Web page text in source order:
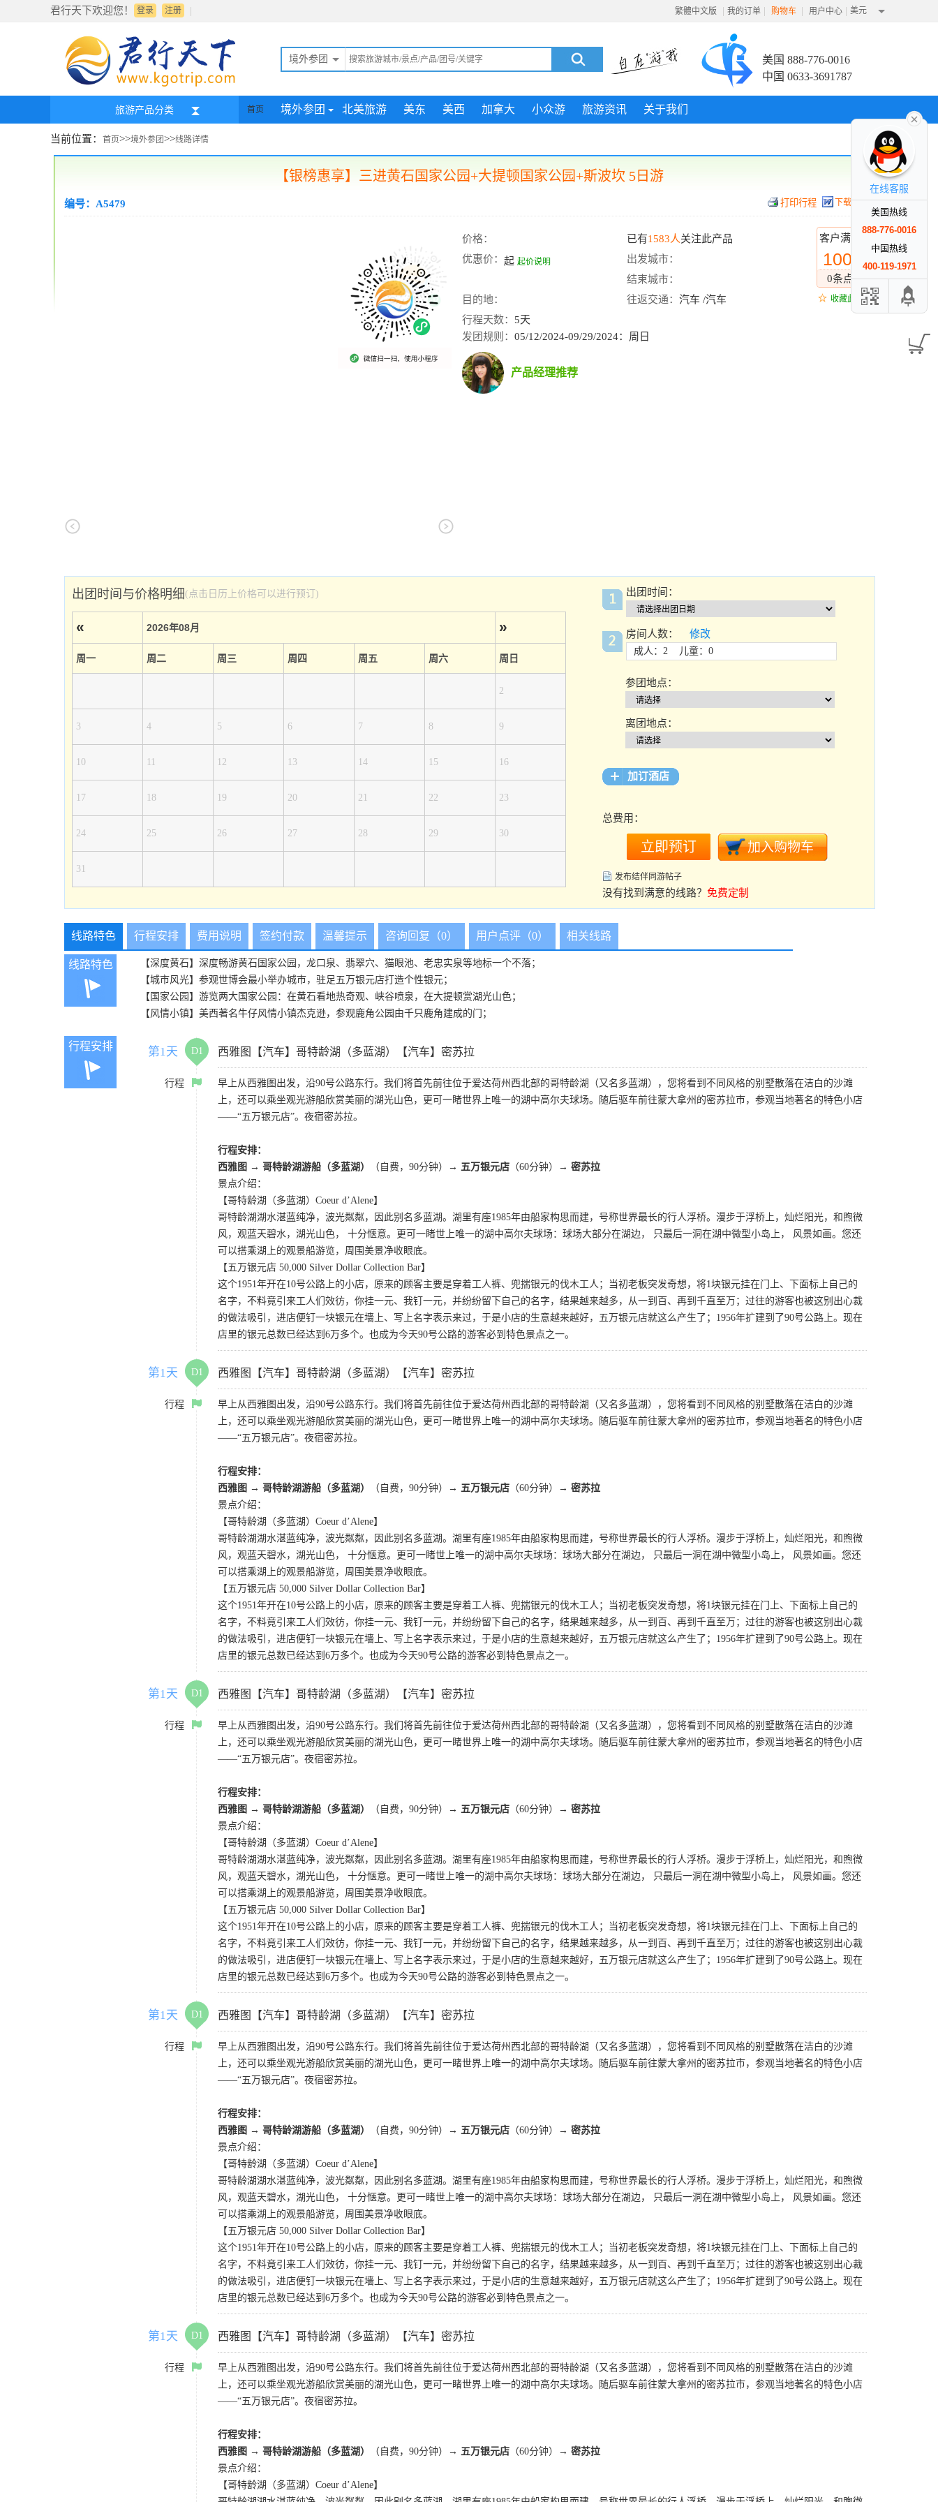
君行天下欢迎您！ 登录 |
注册 繁體中文版 | 我的订单 | 购物车 | 用户中心 | 美元
境外参团
美国 888-776-0016
中国 0633-3691787
旅游产品分类 首页 境外参团 北美旅游 美东 美西 加拿大 小众游 旅游资讯 关于我们
当前位置： 首页>>境外参团>>线路详情
【银榜惠享】三进黄石国家公园+大提顿国家公园+斯波坎 5日游
编号：A5479 下载行程
客户满意度
100%
0条点评
收藏此线路
价格： 已有1583人关注此产品
优惠价： 起 起价说明
出发城市：
结束城市：
目的地：
往返交通： 汽车 /汽车
行程天数： 5天
发团规则： 05/12/2024-09/29/2024：周日
产品经理推荐
出团时间与价格明细(点击日历上价格可以进行预订)
« 2026年08月 »
周一 周二 周三 周四 周五 周六 周日
2
3 4 5 6 7 8 9
10 11 12 13 14 15 16
17 18 19 20 21 22 23
24 25 26 27 28 29 30
31
出团时间：
房间人数： 修改
成人：2 儿童：0
参团地点：
离团地点：
加订酒店
总费用：
发布结伴同游帖子
没有找到满意的线路？ 免费定制
线路特色 行程安排 费用说明 签约付款 温馨提示 咨询回复（0） 用户点评（0） 相关线路
线路特色
【深度黄石】深度畅游黄石国家公园，龙口泉、翡翠穴、猫眼池、老忠实泉等地标一个不落；
【城市风光】参观世博会最小举办城市，驻足五万银元店打造个性银元；
【国家公园】游览两大国家公园：在黄石看地热奇观、峡谷喷泉，在大提顿赏湖光山色；
【风情小镇】美西著名牛仔风情小镇杰克逊，参观鹿角公园由千只鹿角建成的门；
行程安排 第1天 D1 西雅图【汽车】哥特龄湖（多蓝湖）【汽车】密苏拉
行程
早上从西雅图出发，沿90号公路东行。我们将首先前往位于爱达荷州西北部的哥特龄湖（又名多蓝湖），您将看到不同风格的别墅散落在洁白的沙滩
上，还可以乘坐观光游船欣赏美丽的湖光山色，更可一睹世界上唯一的湖中高尔夫球场。随后驱车前往蒙大拿州的密苏拉市，参观当地著名的特色小店
——“五万银元店”。夜宿密苏拉。
行程安排：
西雅图 → 哥特龄湖游船（多蓝湖）
（自费，90分钟） → 五万银元店 （60分钟）→ 密苏拉
景点介绍：
【哥特龄湖（多蓝湖）Coeur d’Alene】
哥特龄湖湖水湛蓝纯净，波光粼粼，因此别名多蓝湖。湖里有座1985年由船家构思而建，号称世界最长的行人浮桥。漫步于浮桥上，灿烂阳光，和煦微
风，观蓝天碧水，湖光山色， 十分惬意。更可一睹世上唯一的湖中高尔夫球场：球场大部分在湖边， 只最后一洞在湖中微型小岛上， 风景如画。您还
可以搭乘湖上的观景船游览，周围美景净收眼底。
【五万银元店 50,000 Silver Dollar Collection Bar】
这个1951年开在10号公路上的小店，原来的顾客主要是穿着工人裤、兜揣银元的伐木工人；当初老板突发奇想，将1块银元挂在门上、下面标上自己的
名字，不料竟引来工人们效彷，你挂一元、我钉一元，并纷纷留下自己的名字，结果越来越多，从一到百、再到千直至万；过往的游客也被这别出心裁
的做法吸引，进店便钉一块银元在墻上、写上名字表示来过，于是小店的生意越来越好，五万银元店就这么产生了；1956年扩建到了90号公路上。现在
店里的银元总数已经达到6万多个。也成为今天90号公路的游客必到特色景点之一。
第1天 D1 西雅图【汽车】哥特龄湖（多蓝湖）【汽车】密苏拉
行程
早上从西雅图出发，沿90号公路东行。我们将首先前往位于爱达荷州西北部的哥特龄湖（又名多蓝湖），您将看到不同风格的别墅散落在洁白的沙滩
上，还可以乘坐观光游船欣赏美丽的湖光山色，更可一睹世界上唯一的湖中高尔夫球场。随后驱车前往蒙大拿州的密苏拉市，参观当地著名的特色小店
——“五万银元店”。夜宿密苏拉。
行程安排：
西雅图 → 哥特龄湖游船（多蓝湖）
（自费，90分钟） → 五万银元店 （60分钟）→ 密苏拉
景点介绍：
【哥特龄湖（多蓝湖）Coeur d’Alene】
哥特龄湖湖水湛蓝纯净，波光粼粼，因此别名多蓝湖。湖里有座1985年由船家构思而建，号称世界最长的行人浮桥。漫步于浮桥上，灿烂阳光，和煦微
风，观蓝天碧水，湖光山色， 十分惬意。更可一睹世上唯一的湖中高尔夫球场：球场大部分在湖边， 只最后一洞在湖中微型小岛上， 风景如画。您还
可以搭乘湖上的观景船游览，周围美景净收眼底。
【五万银元店 50,000 Silver Dollar Collection Bar】
这个1951年开在10号公路上的小店，原来的顾客主要是穿着工人裤、兜揣银元的伐木工人；当初老板突发奇想，将1块银元挂在门上、下面标上自己的
名字，不料竟引来工人们效彷，你挂一元、我钉一元，并纷纷留下自己的名字，结果越来越多，从一到百、再到千直至万；过往的游客也被这别出心裁
的做法吸引，进店便钉一块银元在墻上、写上名字表示来过，于是小店的生意越来越好，五万银元店就这么产生了；1956年扩建到了90号公路上。现在
店里的银元总数已经达到6万多个。也成为今天90号公路的游客必到特色景点之一。
第1天 D1 西雅图【汽车】哥特龄湖（多蓝湖）【汽车】密苏拉
行程
早上从西雅图出发，沿90号公路东行。我们将首先前往位于爱达荷州西北部的哥特龄湖（又名多蓝湖），您将看到不同风格的别墅散落在洁白的沙滩
上，还可以乘坐观光游船欣赏美丽的湖光山色，更可一睹世界上唯一的湖中高尔夫球场。随后驱车前往蒙大拿州的密苏拉市，参观当地著名的特色小店
——“五万银元店”。夜宿密苏拉。
行程安排：
西雅图 → 哥特龄湖游船（多蓝湖）
（自费，90分钟） → 五万银元店 （60分钟）→ 密苏拉
景点介绍：
【哥特龄湖（多蓝湖）Coeur d’Alene】
哥特龄湖湖水湛蓝纯净，波光粼粼，因此别名多蓝湖。湖里有座1985年由船家构思而建，号称世界最长的行人浮桥。漫步于浮桥上，灿烂阳光，和煦微
风，观蓝天碧水，湖光山色， 十分惬意。更可一睹世上唯一的湖中高尔夫球场：球场大部分在湖边， 只最后一洞在湖中微型小岛上， 风景如画。您还
可以搭乘湖上的观景船游览，周围美景净收眼底。
【五万银元店 50,000 Silver Dollar Collection Bar】
这个1951年开在10号公路上的小店，原来的顾客主要是穿着工人裤、兜揣银元的伐木工人；当初老板突发奇想，将1块银元挂在门上、下面标上自己的
名字，不料竟引来工人们效彷，你挂一元、我钉一元，并纷纷留下自己的名字，结果越来越多，从一到百、再到千直至万；过往的游客也被这别出心裁
的做法吸引，进店便钉一块银元在墻上、写上名字表示来过，于是小店的生意越来越好，五万银元店就这么产生了；1956年扩建到了90号公路上。现在
店里的银元总数已经达到6万多个。也成为今天90号公路的游客必到特色景点之一。
第1天 D1 西雅图【汽车】哥特龄湖（多蓝湖）【汽车】密苏拉
行程
早上从西雅图出发，沿90号公路东行。我们将首先前往位于爱达荷州西北部的哥特龄湖（又名多蓝湖），您将看到不同风格的别墅散落在洁白的沙滩
上，还可以乘坐观光游船欣赏美丽的湖光山色，更可一睹世界上唯一的湖中高尔夫球场。随后驱车前往蒙大拿州的密苏拉市，参观当地著名的特色小店
——“五万银元店”。夜宿密苏拉。
行程安排：
西雅图 → 哥特龄湖游船（多蓝湖）
（自费，90分钟） → 五万银元店 （60分钟）→ 密苏拉
景点介绍：
【哥特龄湖（多蓝湖）Coeur d’Alene】
哥特龄湖湖水湛蓝纯净，波光粼粼，因此别名多蓝湖。湖里有座1985年由船家构思而建，号称世界最长的行人浮桥。漫步于浮桥上，灿烂阳光，和煦微
风，观蓝天碧水，湖光山色， 十分惬意。更可一睹世上唯一的湖中高尔夫球场：球场大部分在湖边， 只最后一洞在湖中微型小岛上， 风景如画。您还
可以搭乘湖上的观景船游览，周围美景净收眼底。
【五万银元店 50,000 Silver Dollar Collection Bar】
这个1951年开在10号公路上的小店，原来的顾客主要是穿着工人裤、兜揣银元的伐木工人；当初老板突发奇想，将1块银元挂在门上、下面标上自己的
名字，不料竟引来工人们效彷，你挂一元、我钉一元，并纷纷留下自己的名字，结果越来越多，从一到百、再到千直至万；过往的游客也被这别出心裁
的做法吸引，进店便钉一块银元在墻上、写上名字表示来过，于是小店的生意越来越好，五万银元店就这么产生了；1956年扩建到了90号公路上。现在
店里的银元总数已经达到6万多个。也成为今天90号公路的游客必到特色景点之一。
第1天 D1 西雅图【汽车】哥特龄湖（多蓝湖）【汽车】密苏拉
行程
早上从西雅图出发，沿90号公路东行。我们将首先前往位于爱达荷州西北部的哥特龄湖（又名多蓝湖），您将看到不同风格的别墅散落在洁白的沙滩
上，还可以乘坐观光游船欣赏美丽的湖光山色，更可一睹世界上唯一的湖中高尔夫球场。随后驱车前往蒙大拿州的密苏拉市，参观当地著名的特色小店
——“五万银元店”。夜宿密苏拉。
行程安排：
西雅图 → 哥特龄湖游船（多蓝湖）
（自费，90分钟） → 五万银元店 （60分钟）→ 密苏拉
景点介绍：
【哥特龄湖（多蓝湖）Coeur d’Alene】
在线客服
美国热线
888-776-0016
中国热线
400-119-1971